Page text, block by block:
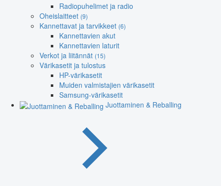
Radiopuhelimet ja radio
Oheislaitteet (9)
Kannettavat ja tarvikkeet (6)
Kannettavien akut
Kannettavien laturit
Verkot ja liitännät (15)
Värikasetit ja tulostus
HP-värikasetit
Muiden valmistajien värikasetit
Samsung-värikasetit
Juottaminen & Reballing